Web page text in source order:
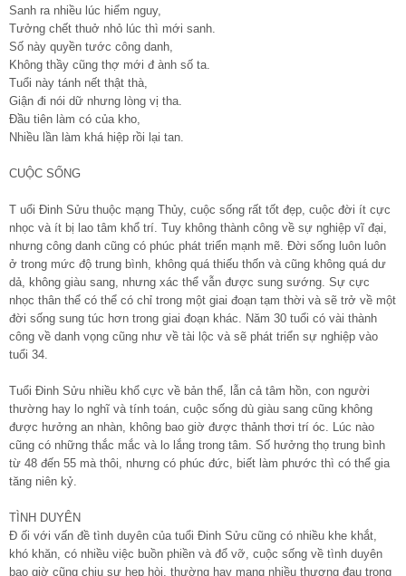
Sanh ra nhiều lúc hiểm nguy,
Tưởng chết thuở nhỏ lúc thì mới sanh.
Số này quyền tước công danh,
Không thầy cũng thợ mới đ ành số ta.
Tuổi này tánh nết thật thà,
Giận đi nói dữ nhưng lòng vị tha.
Đầu tiên làm có của kho,
Nhiều lần làm khá hiệp rồi lại tan.
CUỘC SỐNG
T uổi Đinh Sửu thuộc mạng Thủy, cuộc sống rất tốt đẹp, cuộc đời ít cực
nhọc và ít bị lao tâm khổ trí. Tuy không thành công về sự nghiệp vĩ đại,
nhưng công danh cũng có phúc phát triển mạnh mẽ. Đời sống luôn luôn
ở trong mức độ trung bình, không quá thiếu thốn và cũng không quá dư
dả, không giàu sang, nhưng xác thể vẫn được sung sướng. Sự cực
nhọc thân thể có thể có chỉ trong một giai đoạn tạm thời và sẽ trở về một
đời sống sung túc hơn trong giai đoạn khác. Năm 30 tuổi có vài thành
công về danh vọng cũng như về tài lộc và sẽ phát triển sự nghiệp vào
tuổi 34.
Tuổi Đinh Sửu nhiều khổ cực về bản thể, lẫn cả tâm hồn, con người
thường hay lo nghĩ và tính toán, cuộc sống dù giàu sang cũng không
được hưởng an nhàn, không bao giờ được thảnh thơi trí óc. Lúc nào
cũng có những thắc mắc và lo lắng trong tâm. Số hưởng thọ trung bình
từ 48 đến 55 mà thôi, nhưng có phúc đức, biết làm phước thì có thể gia
tăng niên kỷ.
TÌNH DUYÊN
Đ ối với vấn đề tình duyên của tuổi Đinh Sửu cũng có nhiều khe khắt,
khó khăn, có nhiều việc buồn phiền và đổ vỡ, cuộc sống về tình duyên
bao giờ cũng chịu sự hẹp hòi, thường hay mang nhiều thương đau trong